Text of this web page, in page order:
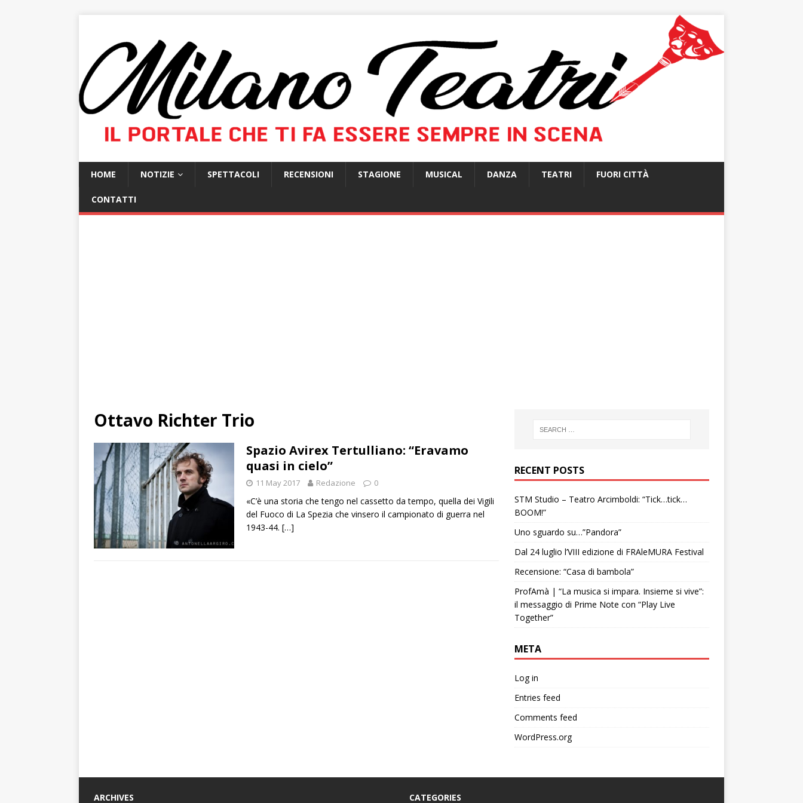
HOME NOTIZIE SPETTACOLI RECENSIONI STAGIONE MUSICAL DANZA TEATRI FUORI CITTÀ
CONTATTI
Ottavo Richter Trio
Spazio Avirex Tertulliano: “Eravamo
quasi in cielo”
11 May 2017 Redazione 0
«C’è una storia che tengo nel cassetto da tempo, quella dei Vigili
del Fuoco di La Spezia che vinsero il campionato di guerra nel
1943-44. […]
RECENT POSTS
STM Studio – Teatro Arcimboldi: “Tick…tick…
BOOM!”
Uno sguardo su…”Pandora”
Dal 24 luglio l’VIII edizione di FRAleMURA Festival
Recensione: “Casa di bambola”
ProfAmà | “La musica si impara. Insieme si vive”:
il messaggio di Prime Note con “Play Live
Together”
META
Log in
Entries feed
Comments feed
WordPress.org
ARCHIVES CATEGORIES